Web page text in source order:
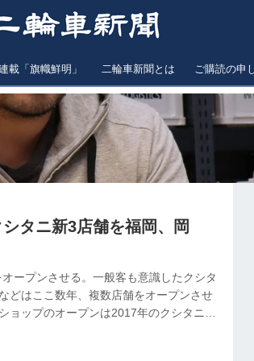
載「旗幟鮮明」 二輪車新聞とは ご購読の申
タニ新3店舗を福岡、岡
ープンさせる。一般客も意識したクシタ
どはここ数年、複数店舗をオープンさせ
ョップのオープンは2017年のクシタニ三